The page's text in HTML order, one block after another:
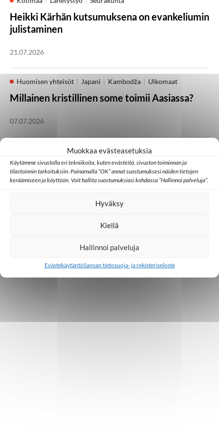
Muokkaa evästeasetuksia
Käytämme sivustolla eri tekniikoita, kuten evästeitä, sivuston toiminnan ja
tilastoinnin tarkoituksiin. Painamalla ”OK” annat suostumuksesi näiden tietojen
keräämiseen ja käyttöön. Voit hallita suostumuksiasi kohdassa ”Hallinnoi palveluja”.
Hyväksy
Kiellä
Hallinnoi palveluja
EvästekäytäntöSansan tietosuoja- ja rekisteriseloste
Heikki Kärhän kutsumuksena on evankeliumin
julistaminen
21.07.2026
Huomisen yhteisöt Japani Kambodža Ulkomaat
Millainen kristillinen some toimii Aasiassa?
07.07.2026
Ulkomaat
Ed Cannon: Joskus koko yhteisö muuttuu
yhden uuden uskovan kautta